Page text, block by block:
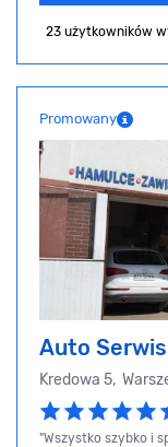
23 użytkowników
Promowany
Auto
Kredowa 5,
"Wszystko szybko i